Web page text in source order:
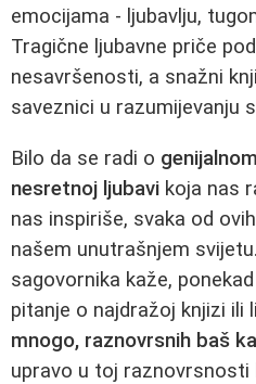
emocijama - ljubavlju,
Tragične ljubavne priče
nesavršenosti, a snažni
saveznici u razumijevanju
Bilo da se radi o
nesretnoj ljubavi koja nas
nas inspiriše, svaka od
našem unutrašnjem
sagovornika kaže,
pitanje o najdražoj knjizi ili
mnogo, raznovrsnih baš
upravo u toj raznovrsnosti